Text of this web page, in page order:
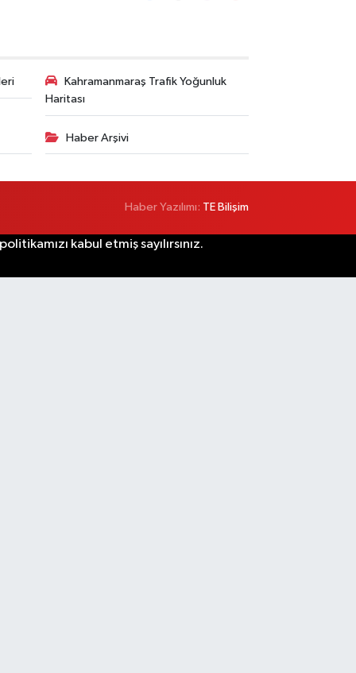
Kahramanmaraş Trafik Yoğunluk
Haritası
Haber Arşivi
Haber Yazılımı: TE Bilişim
kabul etmiş sayılırsınız.